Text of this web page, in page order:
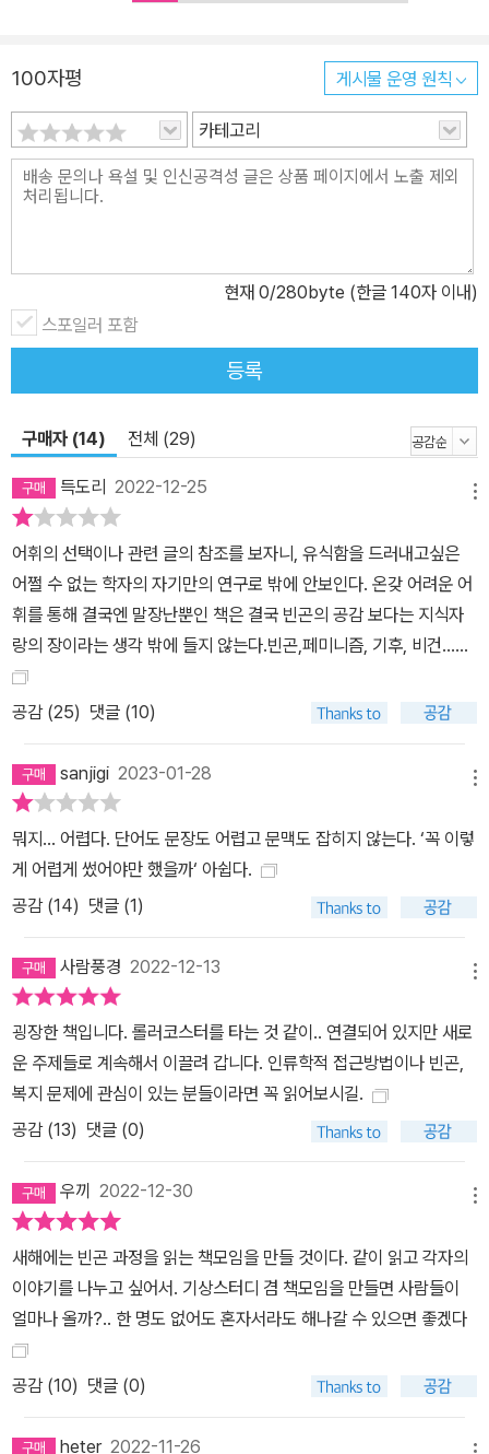
드는 것―보다 더 중요한 건 그가 어떤 인간인지에 관심을 가지는 것
이다. 빈곤 과정에의 동참은 거기서부터 시작되며, “별 볼 일 없는 일
상을 함께 견디며, 그럼에도 누구든 지금보다 더 나은 세계-내-자리
를 확보할 자격이 있음을 서로 배우는” 것이 인류학자인 저자가 빈곤
과 동거하고 빈곤을 정치적 의제로 소환해온 방식이다. 빈민을 구성
따로 있다는 믿음은 오랫동안 가난 논쟁의 불씨가 되어왔다. 2019년
어느 설문조사에선 “나는 가난하다”고 응답한 이의 11퍼센트가 연봉
6000만 원 이상, 자가 소유자가 52퍼센트였는가 하면, 20억짜리 집
을 소유하고도 “전형적인 하우스푸어 중산층”을 자처한 글이 온라인
에서 화제가 됐다. 너 나 할 것 없이 자기는 가난하다고 이야기한다.
넷플릭스 시리즈 「오징어 게임」까지, 가난이 무엇인지 안다면 아는 우
리에게 가공된 가난 서사에 이입하기란 그리 어려운 일이 아니다. 많
은 사람이 세간의 가난 서사에 억울해할 수 있고, 상대적 박탈감을 느
낄 수 있으며, 심지어는 좌절 내지 열광까지 할 수 있다. 그럼에도 현
실에 버젓이 존재하는 타인의 빈곤은 여전히 마주치고 접속하기 어려
운 것으로 남아 있다. “살면서 빈곤을 본 적이 없어요.”(6) “생활고를
비관해 목숨을 끊은 가족, 엄동설한에도 전기장판을 마음 편히 들여
놓을 수 없는 쪽방 주민, 코로나로 인한 봉쇄로 일자리를 구하지 못해
어를 통해 전해지는 가난은 특별할 것 없이 복잡하고 지난한 빈자의
으로 제시될 뿐이다. 그 결과는 가난의 당사자가 누구인지를 알려 하
지 않는다. 그 하나의 세계보다는 개별 서사를 뭉뚱그린 ‘빈곤 문제’의
해결이 앞세워진다. 통치 체제가 빈곤을 분류하고 관리해야 할 문제
로 삼으면서, 빈곤을 모두의 의제로 삼고 그에 맞서는 비판과 저항에
동참하는 일은 오히려 요원한 과제가 됐다. 이렇게 된 배경에는 ‘의
존’이라는 당연한 존재 양태를 문제시하는 빈곤 통치, 빈곤 산업이 자
리한다. “가난은 동서고금의 현상이지만, 오늘날 우리가 이를 ‘빈
곤’이란 개념으로 문제화하고, 이에 개입하기 위한 대상으로서 ‘빈민t
he poor’을 구성하게 된 것은 근대 이후”라고 이 책은 지적한다. 가
난을 물질적 결핍에 기반해 생각한다면 인류 역사는 가난의 역사이
고, 가난을 벗어나 목숨을 지키려는 생존의 역사다. 약육강식의 전쟁
도, 함께 살아내려는 나눔도 이 역사의 일부다. 벗어나길 갈망한다는
자발적 가난이라고 예외로 봐야 할까. 중세 유럽을 연구한 학자들은
기독교의 등장이 빈곤과 자선에 종교적 가치를 부여함으로써 인식의
전환을 가져왔지만, 이 시대에도 빈곤에 대한 시선은 이중적이었다고
말한다. 종교적 실천으로서의 빈곤은 찬양받았지만, 현실에서 어쩔
수 없이 겪는 빈곤은 죄의 대가이자 신의 처벌로 여겨졌다.”(28~29)
것’으로 남고, 실업 질병 노령화 등 취약한 삶에서 맞닥뜨리는 현실은
100자평 게시물 운영 원칙
카테고리
현재 0/280byte (한글 140자 이내)
스포일러 포함
등록
구매자 (14) 전체 (29)
득도리 2022-12-25
어휘의 선택이나 관련 글의 참조를 보자니, 유식함을 드러내고싶은
어쩔 수 없는 학자의 자기만의 연구로 밖에 안보인다. 온갖 어려운 어
휘를 통해 결국엔 말장난뿐인 책은 결국 빈곤의 공감 보다는 지식자
랑의 장이라는 생각 밖에 들지 않는다.빈곤,페미니즘, 기후, 비건......
공감 (25) 댓글 (10)
sanjigi 2023-01-28
뭐지… 어렵다. 단어도 문장도 어렵고 문맥도 잡히지 않는다. ‘꼭 이렇
게 어렵게 썼어야만 했을까‘ 아쉽다.
공감 (14) 댓글 (1)
사람풍경 2022-12-13
굉장한 책입니다. 롤러코스터를 타는 것 같이.. 연결되어 있지만 새로
운 주제들로 계속해서 이끌려 갑니다. 인류학적 접근방법이나 빈곤,
복지 문제에 관심이 있는 분들이라면 꼭 읽어보시길.
공감 (13) 댓글 (0)
우끼 2022-12-30
새해에는 빈곤 과정을 읽는 책모임을 만들 것이다. 같이 읽고 각자의
이야기를 나누고 싶어서. 기상스터디 겸 책모임을 만들면 사람들이
얼마나 올까?.. 한 명도 없어도 혼자서라도 해나갈 수 있으면 좋겠다
공감 (10) 댓글 (0)
heter2022-11-26